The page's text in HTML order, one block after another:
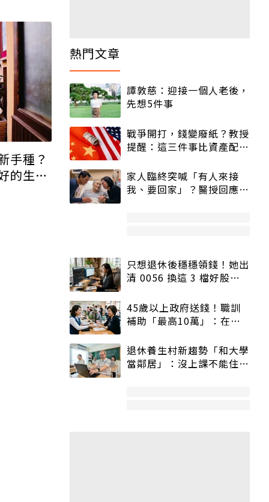
手種？
的生長
熱門文章
譚敦慈：迎接一個人老後，
先想5件事
戰爭開打，錢變廢紙？教授
提醒：這三件事比資產配置
家人臨終突喊「有人來接
我、要回家」？醫授回應方
只想退休後穩穩領錢！她出
清 0056 換這 3 檔好股：
45歲以上政府送錢！職訓
補助「最高10萬」：在
退休養生村新趨勢「和大學
當鄰居」：沒上課不能住、